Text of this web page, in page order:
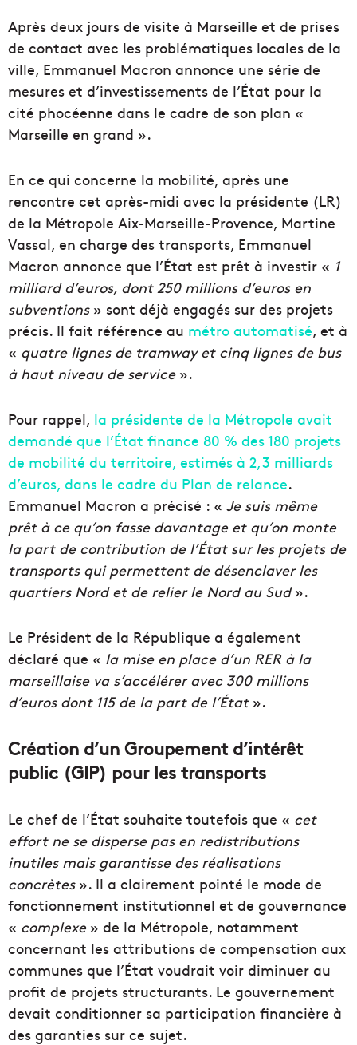
Après deux jours de visite à Marseille et de prises
de contact avec les problématiques locales de la
ville, Emmanuel Macron annonce une série de
mesures et d’investissements de l’État pour la
cité phocéenne dans le cadre de son plan «
Marseille en grand ».
En ce qui concerne la mobilité, après une
rencontre cet après-midi avec la présidente (LR)
de la Métropole Aix-Marseille-Provence, Martine
Vassal, en charge des transports, Emmanuel
Macron annonce que l’État est prêt à investir « 1
milliard d’euros, dont 250 millions d’euros en
subventions» sont déjà engagés sur des projets
précis. Il fait référence au métro automatisé, et à
« quatre lignes de tramway et cinq lignes de bus
à haut niveau de service».
Pour rappel, la présidente de la Métropole avait
demandé que l’État finance 80 % des 180 projets
de mobilité du territoire, estimés à 2,3 milliards
d’euros, dans le cadre du Plan de relance.
Emmanuel Macron a précisé : « Je suis même
prêt à ce qu’on fasse davantage et qu’on monte
la part de contribution de l’État sur les projets de
transports qui permettent de désenclaver les
quartiers Nord et de relier le Nord au Sud».
Le Président de la République a également
déclaré que « la mise en place d’un RER à la
marseillaise va s’accélérer avec 300 millions
d’euros dont 115 de la part de l’État».
Création d’un Groupement d’intérêt
public (GIP) pour les transports
Le chef de l’État souhaite toutefois que « cet
effort ne se disperse pas en redistributions
inutiles mais garantisse des réalisations
concrètes». Il a clairement pointé le mode de
fonctionnement institutionnel et de gouvernance
« complexe» de la Métropole, notamment
concernant les attributions de compensation aux
communes que l’État voudrait voir diminuer au
profit de projets structurants. Le gouvernement
devait conditionner sa participation financière à
des garanties sur ce sujet.